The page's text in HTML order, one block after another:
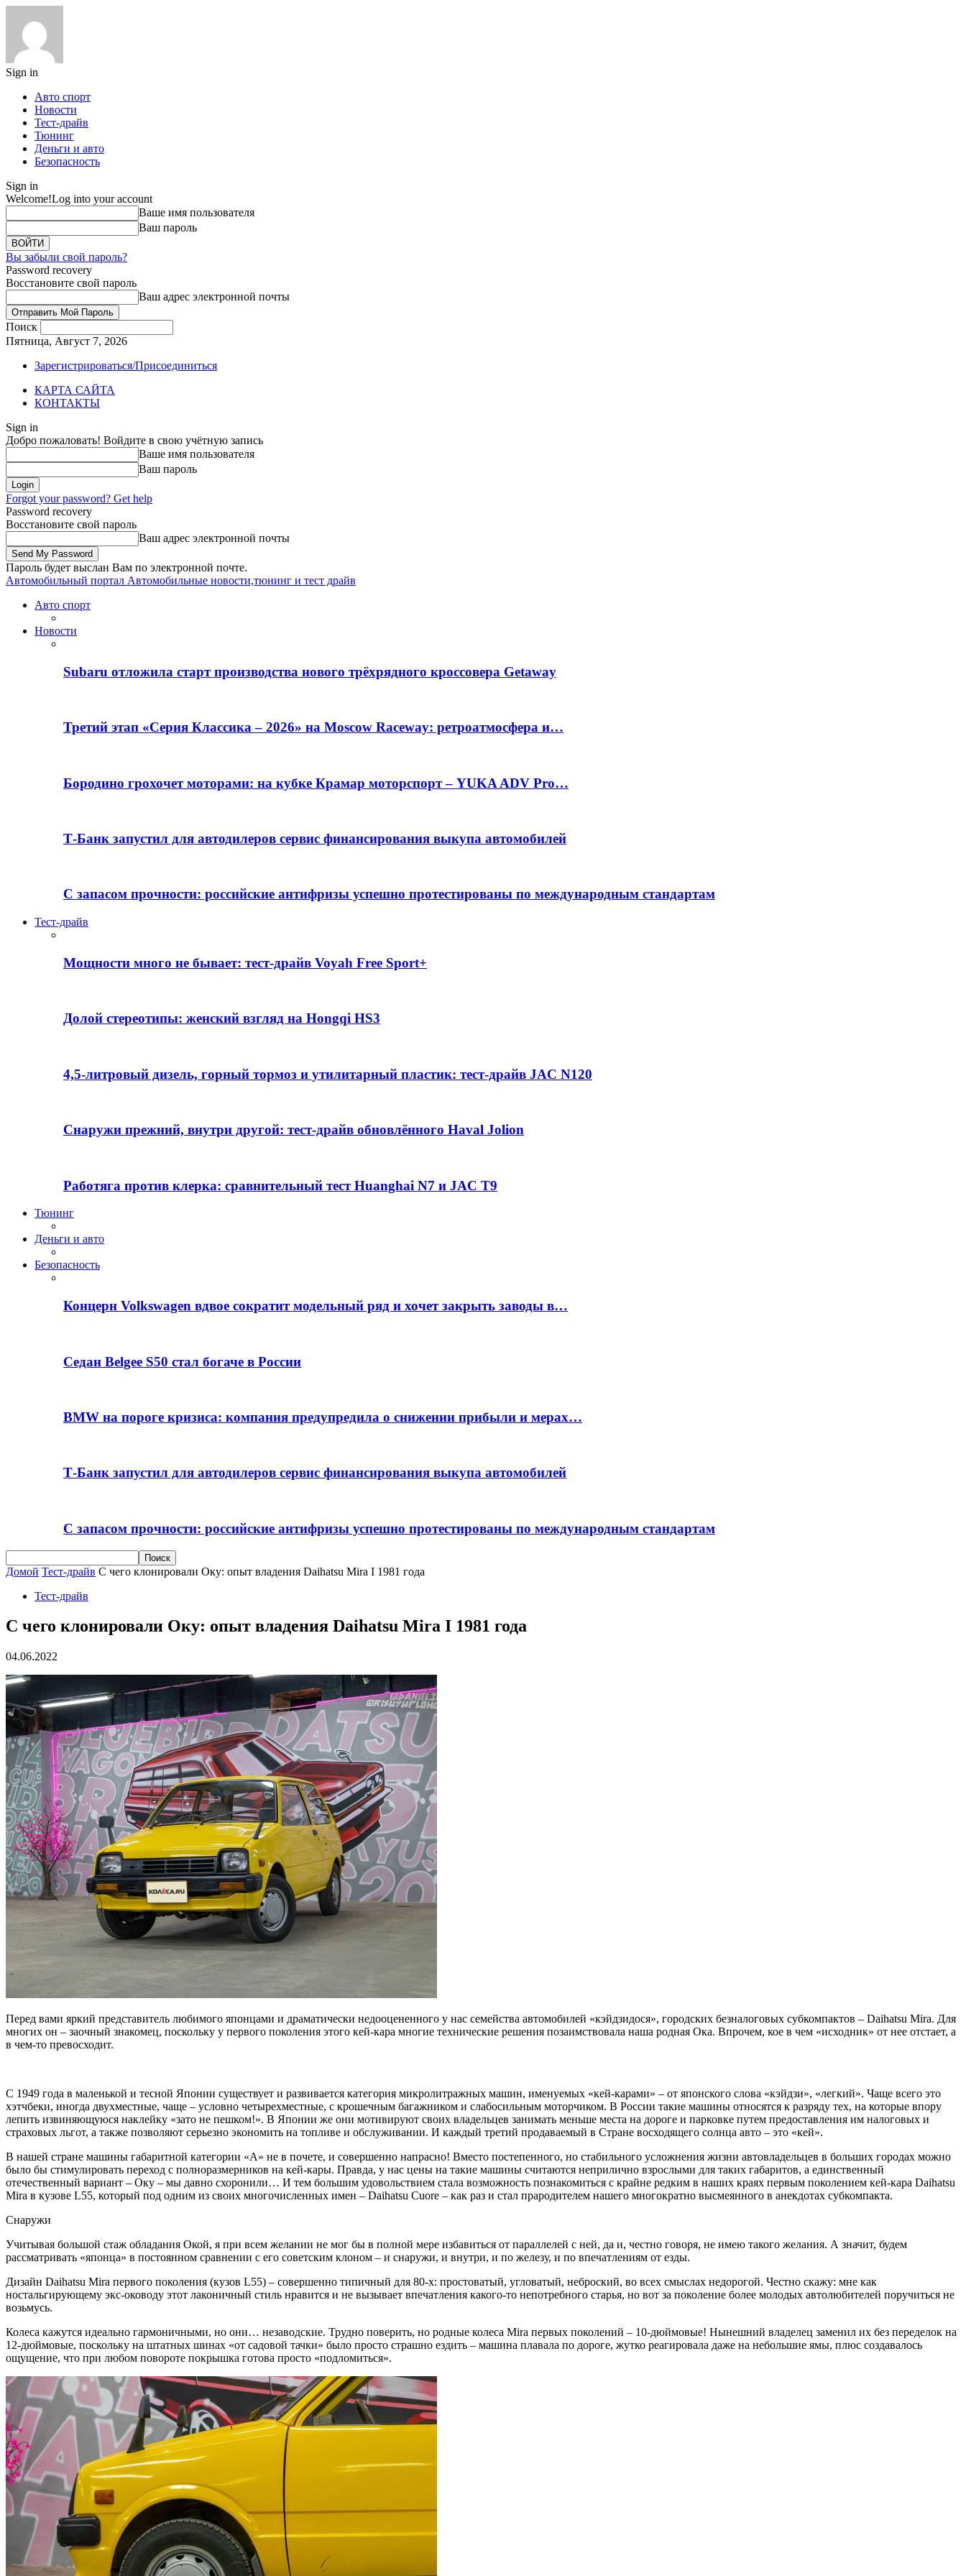
Sign in
Авто спорт
Новости
Тест-драйв
Тюнинг
Деньги и авто
Безопасность
Sign in
Welcome!Log into your account
Ваше имя пользователя
Ваш пароль
Вы забыли свой пароль?
Password recovery
Восстановите свой пароль
Ваш адрес электронной почты
Поиск
Пятница, Август 7, 2026
Зарегистрироваться/Присоединиться
КАРТА САЙТА
КОНТАКТЫ
Sign in
Добро пожаловать! Войдите в свою учётную запись
Ваше имя пользователя
Ваш пароль
Forgot your password? Get help
Password recovery
Восстановите свой пароль
Ваш адрес электронной почты
Пароль будет выслан Вам по электронной почте.
Автомобильный портал Автомобильные новости,тюнинг и тест драйв
Авто спорт
Новости
Subaru отложила старт производства нового трёхрядного кроссовера Getaway
Третий этап «Серия Классика – 2026» на Moscow Raceway: ретроатмосфера и…
Бородино грохочет моторами: на кубке Крамар моторспорт – YUKA ADV Pro…
Т-Банк запустил для автодилеров сервис финансирования выкупа автомобилей
С запасом прочности: российские антифризы успешно протестированы по международным стандартам
Тест-драйв
Мощности много не бывает: тест-драйв Voyah Free Sport+
Долой стереотипы: женский взгляд на Hongqi HS3
4,5-литровый дизель, горный тормоз и утилитарный пластик: тест-драйв JAC N120
Снаружи прежний, внутри другой: тест-драйв обновлённого Haval Jolion
Работяга против клерка: сравнительный тест Huanghai N7 и JAC T9
Тюнинг
Деньги и авто
Безопасность
Концерн Volkswagen вдвое сократит модельный ряд и хочет закрыть заводы в…
Седан Belgee S50 стал богаче в России
BMW на пороге кризиса: компания предупредила о снижении прибыли и мерах…
Т-Банк запустил для автодилеров сервис финансирования выкупа автомобилей
С запасом прочности: российские антифризы успешно протестированы по международным стандартам
Домой Тест-драйв С чего клонировали Оку: опыт владения Daihatsu Mira I 1981 года
Тест-драйв
С чего клонировали Оку: опыт владения Daihatsu Mira I 1981 года
04.06.2022
Перед вами яркий представитель любимого японцами и драматически недооцененного у нас семейства автомобилей «кэйдзидося», городских безналоговых субкомпактов – Daihatsu Mira. Для
многих он – заочный знакомец, поскольку у первого поколения этого кей-кара многие технические решения позаимствовала наша родная Ока. Впрочем, кое в чем «исходник» от нее отстает, а
в чем-то превосходит.
С 1949 года в маленькой и тесной Японии существует и развивается категория микролитражных машин, именуемых «кей-карами» – от японского слова «кэйдзи», «легкий». Чаще всего это
хэтчбеки, иногда двухместные, чаще – условно четырехместные, с крошечным багажником и слабосильным моторчиком. В России такие машины относятся к разряду тех, на которые впору
лепить извиняющуюся наклейку «зато не пешком!». В Японии же они мотивируют своих владельцев занимать меньше места на дороге и парковке путем предоставления им налоговых и
страховых льгот, а также позволяют серьезно экономить на топливе и обслуживании. И каждый третий продаваемый в Стране восходящего солнца авто – это «кей».
В нашей стране машины габаритной категории «А» не в почете, и совершенно напрасно! Вместо постепенного, но стабильного усложнения жизни автовладельцев в больших городах можно
было бы стимулировать переход с полноразмерников на кей-кары. Правда, у нас цены на такие машины считаются неприлично взрослыми для таких габаритов, а единственный
отечественный вариант – Оку – мы давно схоронили… И тем большим удовольствием стала возможность познакомиться с крайне редким в наших краях первым поколением кей-кара Daihatsu
Mira в кузове L55, который под одним из своих многочисленных имен – Daihatsu Cuore – как раз и стал прародителем нашего многократно высмеянного в анекдотах субкомпакта.
Снаружи
Учитывая большой стаж обладания Окой, я при всем желании не мог бы в полной мере избавиться от параллелей с ней, да и, честно говоря, не имею такого желания. А значит, будем
рассматривать «японца» в постоянном сравнении с его советским клоном – и снаружи, и внутри, и по железу, и по впечатлениям от езды.
Дизайн Daihatsu Mira первого поколения (кузов L55) – совершенно типичный для 80-х: простоватый, угловатый, неброский, во всех смыслах недорогой. Честно скажу: мне как
ностальгирующему экс-оководу этот лаконичный стиль нравится и не вызывает впечатления какого-то непотребного старья, но вот за поколение более молодых автолюбителей поручиться не
возьмусь.
Колеса кажутся идеально гармоничными, но они… незаводские. Трудно поверить, но родные колеса Mira первых поколений – 10-дюймовые! Нынешний владелец заменил их без переделок на
12-дюймовые, поскольку на штатных шинах «от садовой тачки» было просто страшно ездить – машина плавала по дороге, жутко реагировала даже на небольшие ямы, плюс создавалось
ощущение, что при любом повороте покрышка готова просто «подломиться».